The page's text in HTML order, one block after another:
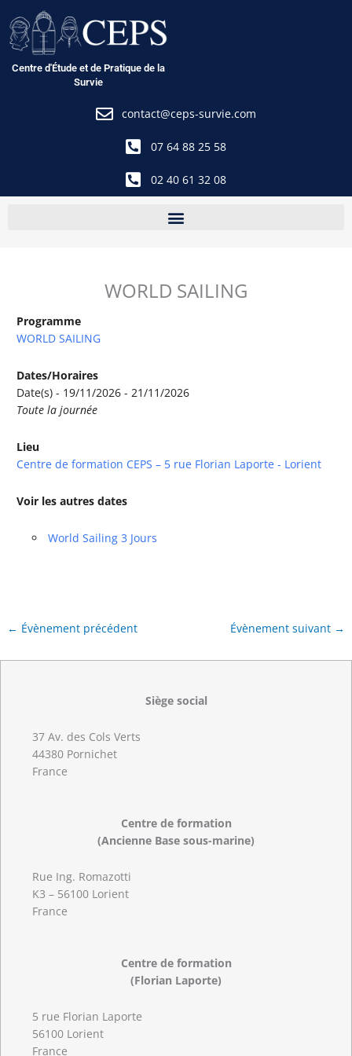
au
contenu
Centre d'Étude et de Pratique de la
Survie
contact@ceps-survie.com
07 64 88 25 58
02 40 61 32 08
WORLD SAILING
Programme
WORLD SAILING
Dates/Horaires
Date(s) - 19/11/2026 - 21/11/2026
Toute la journée
Lieu
Centre de formation CEPS – 5 rue Florian Laporte - Lorient
Voir les autres dates
World Sailing 3 Jours
← Évènement précédent Évènement suivant →
Siège social
37 Av. des Cols Verts
44380 Pornichet
France
Centre de formation
(Ancienne Base sous-marine)
Rue Ing. Romazotti
K3 – 56100 Lorient
France
Centre de formation
(Florian Laporte)
5 rue Florian Laporte
56100 Lorient
France